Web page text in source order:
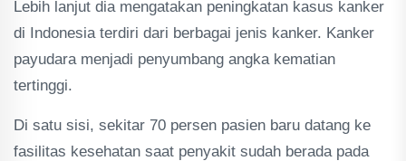
Lebih lanjut dia mengatakan peningkatan kasus kanker
di Indonesia terdiri dari berbagai jenis kanker. Kanker
payudara menjadi penyumbang angka kematian
tertinggi.
Di satu sisi, sekitar 70 persen pasien baru datang ke
fasilitas kesehatan saat penyakit sudah berada pada